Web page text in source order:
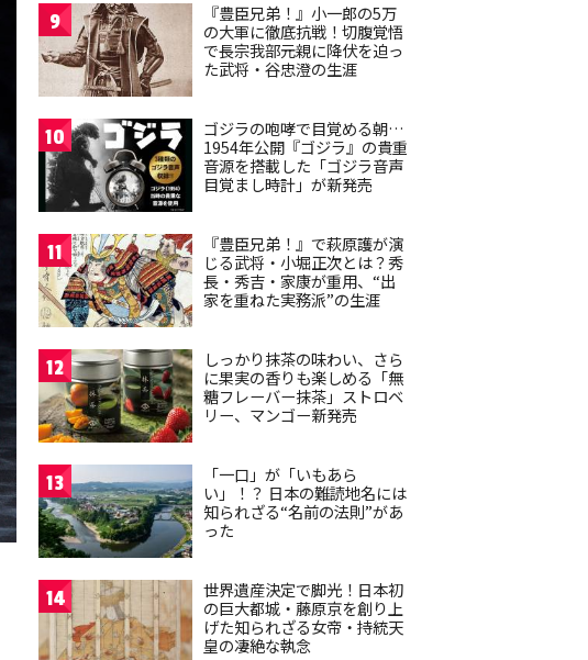
9
『豊臣兄弟！』小一郎の5万
の大軍に徹底抗戦！切腹覚悟
で長宗我部元親に降伏を迫っ
た武将・谷忠澄の生涯
10
ゴジラの咆哮で目覚める朝…
1954年公開『ゴジラ』の貴重
音源を搭載した「ゴジラ音声
目覚まし時計」が新発売
11
『豊臣兄弟！』で萩原護が演
じる武将・小堀正次とは？秀
長・秀吉・家康が重用、“出
家を重ねた実務派”の生涯
12
しっかり抹茶の味わい、さら
に果実の香りも楽しめる「無
糖フレーバー抹茶」ストロベ
リー、マンゴー新発売
13
「一口」が「いもあら
い」！？ 日本の難読地名には
知られざる“名前の法則”があ
った
14
世界遺産決定で脚光！日本初
の巨大都城・藤原京を創り上
げた知られざる女帝・持統天
皇の凄絶な執念